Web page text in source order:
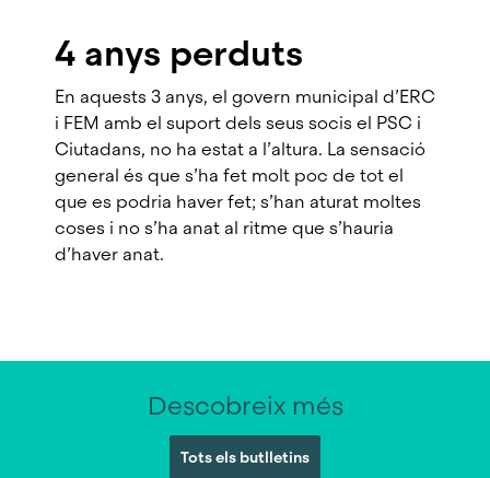
4 anys perduts
En aquests 3 anys, el govern municipal d’ERC
i FEM amb el suport dels seus socis el PSC i
Ciutadans, no ha estat a l’altura. La sensació
general és que s’ha fet molt poc de tot el
que es podria haver fet; s’han aturat moltes
coses i no s’ha anat al ritme que s’hauria
d’haver anat.
Descobreix més
Tots els butlletins